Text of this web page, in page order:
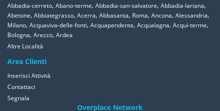
Abbadia-cerreto, Abano-terme, Abbadia-san-salvatore, Abbadia-lariana,
Abetone, Abbiategrasso, Acerra, Abbasanta, Roma, Ancona, Alessandria,
Milano, Acquaviva-delle-fonti, Acquapendente, Acqualagna, Acqui-terme,
Bologna, Arezzo, Ardea
Altre Località
Area Clienti
Inserisci Attività
Contattaci
Segnala
Overplace Network